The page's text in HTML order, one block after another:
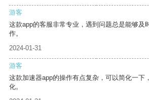
游客
这款app的客服非常专业，遇到问题总是能够及
作。
2024-01-31
游客
这款加速器app的操作有点复杂，可以简化一下
化。